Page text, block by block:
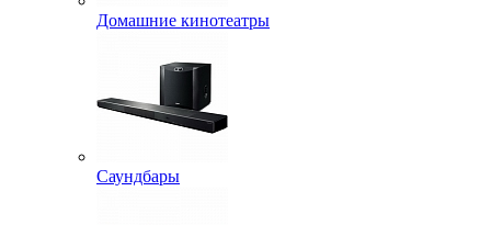
Домашние кинотеатры
Саундбары